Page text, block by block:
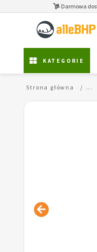
Darmowa
KATEGORIE
Strona główna ...